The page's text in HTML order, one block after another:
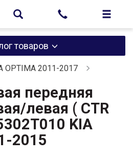
товаров
OPTIMA 2011-2017
передняя
левая ( CTR
KIA
2015